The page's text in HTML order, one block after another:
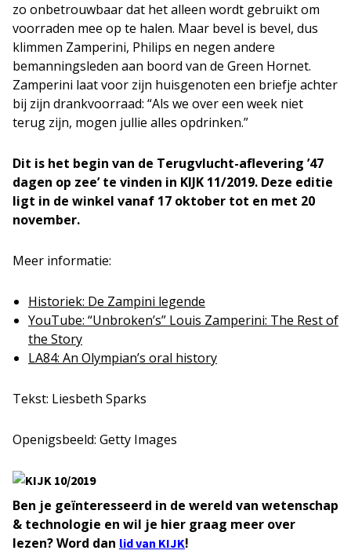
zo onbetrouwbaar dat het alleen wordt gebruikt om
voorraden mee op te halen. Maar bevel is bevel, dus
klimmen Zamperini, Philips en negen andere
bemanningsleden aan boord van de Green Hornet.
Zamperini laat voor zijn huisgenoten een briefje achter
bij zijn drankvoorraad: “Als we over een week niet
terug zijn, mogen jullie alles opdrinken.”
Dit is het begin van de Terugvlucht-aflevering ’47
dagen op zee’ te vinden in KIJK 11/2019. Deze editie
ligt in de winkel vanaf 17 oktober tot en met 20
november.
Meer informatie:
Historiek: De Zampini legende
YouTube: “Unbroken’s” Louis Zamperini: The Rest of
the Story
LA84: An Olympian’s oral history
Tekst: Liesbeth Sparks
Openigsbeeld: Getty Images
Ben je geïnteresseerd in de wereld van wetenschap
& technologie en wil je hier graag meer over
lezen? Word dan lid van KIJK!